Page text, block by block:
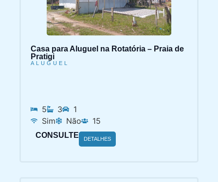
Casa para Aluguel na Rotatória – Praia de
Pratigi
ALUGUEL
5 3
1
Sim
Não 15
CONSULTE DETALHES